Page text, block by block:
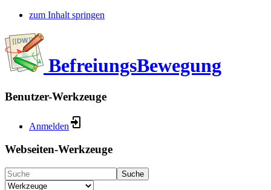
zum Inhalt springen
BefreiungsBewegung
Benutzer-Werkzeuge
Anmelden
Webseiten-Werkzeuge
Suche